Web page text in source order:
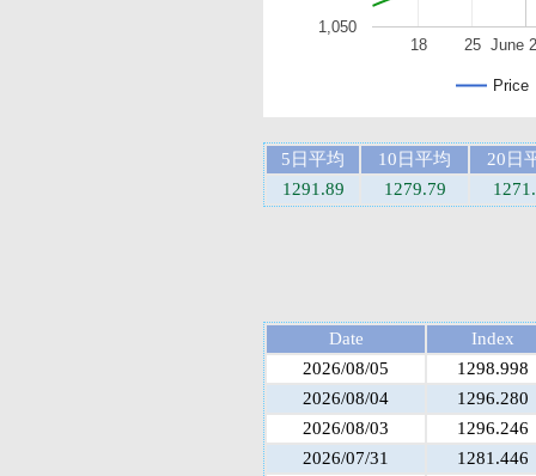
Price
June
18 25
1,050
5日平均 10日平均
20日
1291.89
1279.79
Date
Index
2026/08/05
1298.998
2026/08/04
1296.280
2026/08/03
1296.246
2026/07/31
1281.446